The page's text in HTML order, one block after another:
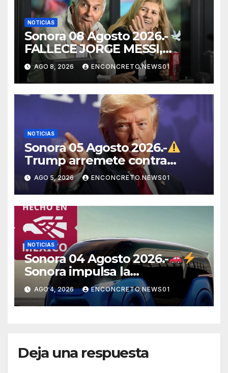
NOTICIAS
Sonora 08 Agosto 2026.-
FALLECE JORGE MESSI,
PADRE Y REPRESENTANTE
DE LIONEL MESSI, A LOS 68
AÑOS
AGO 8, 2026 ENCONCRETO.NEWS01
NOTICIAS
Sonora 05 Agosto 2026.-
Trump arremete contra
México, Canadá y otras
potencias por supuestos
abusos comerciales
AGO 5, 2026 ENCONCRETO.NEWS01
NOTICIAS
Sonora 04 Agosto 2026.-
Sonora impulsa la
electromovilidad con
«Beyond», un vehículo
eléctrico desarrollado junto al
AGO 4, 2026 ENCONCRETO.NEWS01
Deja una respuesta